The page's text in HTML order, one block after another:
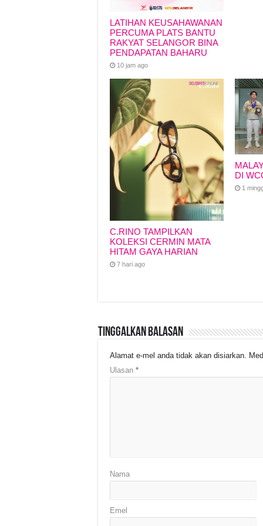
LATIHAN KEUSAHAWANAN
PERCUMA PLATS BANTU
RAKYAT SELANGOR BINA
PENDAPATAN BAHARU
10 jam ago
C.RINO TAMPILKAN
KOLEKSI CERMIN MATA
HITAM GAYA HARIAN
7 hari ago
DI
1
Tinggalkan Balasan
Alamat e-mel anda tidak akan disiarkan.
Ulasan *
Nama
Emel